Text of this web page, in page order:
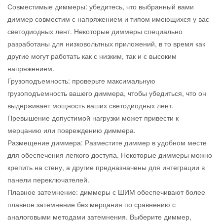
Совместимые диммеры: убедитесь, что выбранный вами
диммер совместим с напряжением и типом имеющихся у вас
светодиодных лент. Некоторые диммеры специально
разработаны для низковольтных приложений, в то время как
другие могут работать как с низким, так и с высоким
напряжением.
Грузоподъемность: проверьте максимальную
грузоподъемность вашего диммера, чтобы убедиться, что он
выдерживает мощность ваших светодиодных лент.
Превышение допустимой нагрузки может привести к
мерцанию или повреждению диммера.
Размещение диммера: Разместите диммер в удобном месте
для обеспечения легкого доступа. Некоторые диммеры можно
крепить на стену, а другие предназначены для интеграции в
панели переключателей.
Плавное затемнение: диммеры с ШИМ обеспечивают более
плавное затемнение без мерцания по сравнению с
аналоговыми методами затемнения. Выберите диммер,